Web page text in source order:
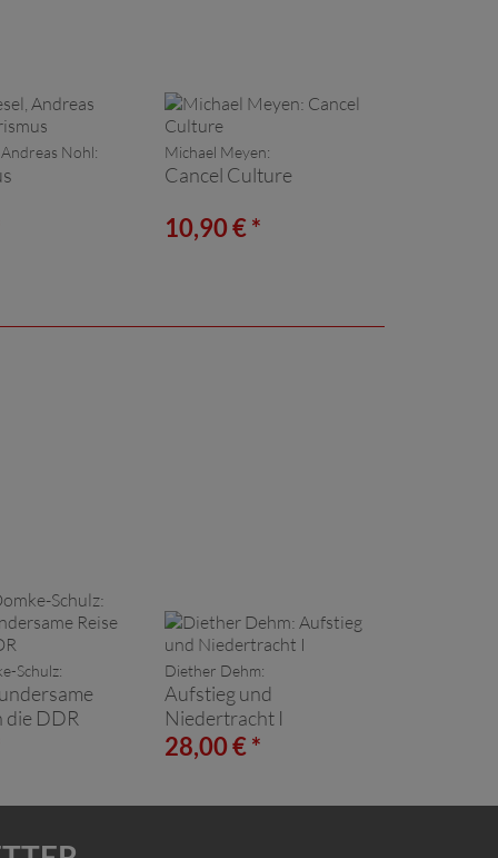
Nohl: Michael Meyen:
Cancel Culture
10,90 € *
Schulz:
die DDR
Diether Dehm:
Aufstieg und
Niedertracht I
28,00 € *